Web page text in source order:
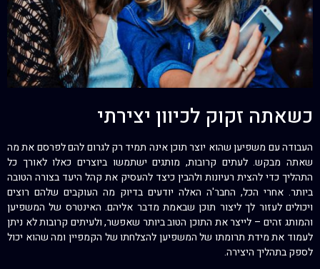
כשאתה זקוק לכיוון יצירתי
העבודה עם משפיען שהוא יוצר תוכן אינה תמיד רק לגרום להם לפרסם את מה
שאתה מבקש. לעתים קרובות, מותגים ישתמשו ביוצרים כאלו לאורך כל
התהליך כדי להצית רעיונות ולהבין כיצד להעסיק את קהל היעד בצורה הטובה
ביותר. אחרי הכל, החבר'ה האלה יודעים בדיוק מה העוקבים שלהם רוצים
ויכולים לעזור לך ליצור תוכן שבאמת מדבר אליהם. האינטרס של המשפיען
והמותג זהים – לייצר את התוכן הטוב ביותר שאפשר, ולעיתים קרובות לא ניתן
לעמוד את מידת תרומתו של המשפיען להצלחתו של הקמפיין ומה שהוא יכול
לספק בתהליך היצירה.